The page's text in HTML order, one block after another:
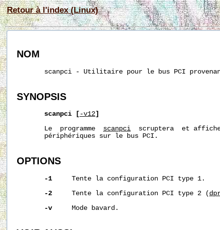
Retour à l'index (Linux)
NOM
scanpci - Utilitaire pour le bus PCI
SYNOPSIS
scanpci [ -v12]
       Le  programme
scanpci
scruptera  et
       périphériques sur le bus PCI.
OPTIONS
-1
     Tente la configuration PCI type 1.
-2
     Tente la configuration PCI type 2 (
d
-v
     Mode bavard.